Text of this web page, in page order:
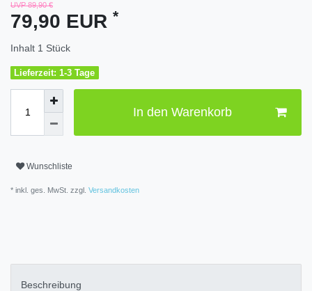
UVP 89,90 €
79,90 EUR *
Inhalt 1 Stück
Lieferzeit: 1-3 Tage
In den Warenkorb
Wunschliste
* inkl. ges. MwSt. zzgl. Versandkosten
Beschreibung